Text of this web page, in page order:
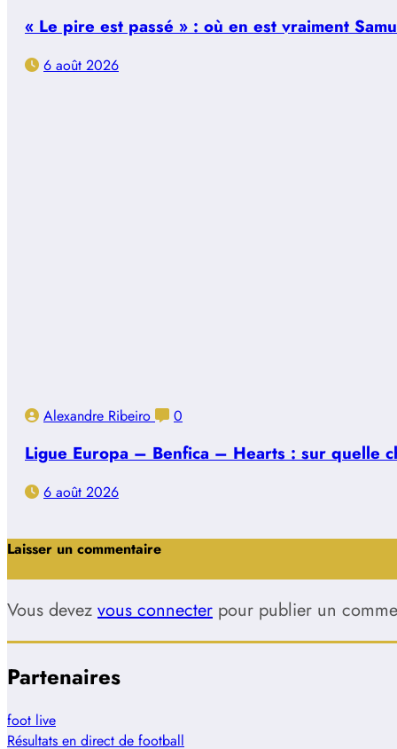
« Le pire est passé » : où en est vraiment
6 août 2026
Alexandre Ribeiro 0
Ligue Europa – Benfica – Hearts : sur quelle
6 août 2026
Laisser un commentaire
Vous devez vous connecter pour publier un
Partenaires
foot live
Résultats en direct de football